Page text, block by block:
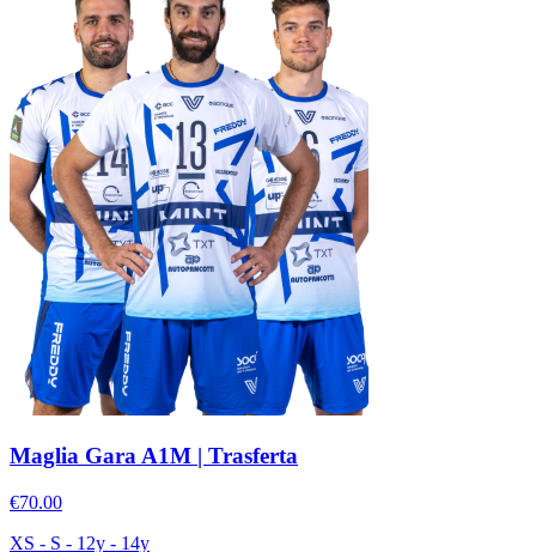
Maglia Gara A1M | Trasferta
€70.00
XS - S - 12y - 14y